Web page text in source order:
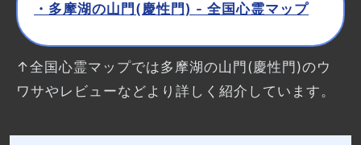
・多摩湖の山門(慶性門) - 全国心霊マップ
↑全国心霊マップでは多摩湖の山門(慶性門)のウ
ワサやレビューなどより詳しく紹介しています。